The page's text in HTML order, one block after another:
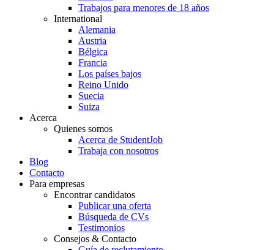
Trabajos para menores de 18 años
International
Alemania
Austria
Bélgica
Francia
Los países bajos
Reino Unido
Suecia
Suiza
Acerca
Quienes somos
Acerca de StudentJob
Trabaja con nosotros
Blog
Contacto
Para empresas
Encontrar candidatos
Publicar una oferta
Búsqueda de CVs
Testimonios
Consejos & Contacto